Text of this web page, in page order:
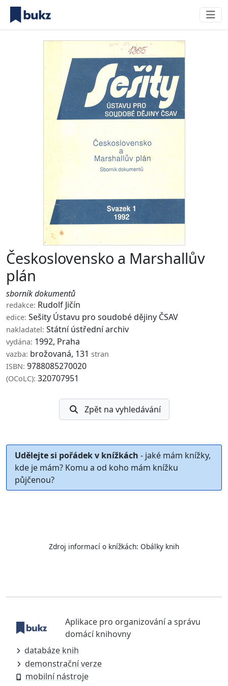
Československo a Marshallův
plán
sborník dokumentů
redakce: Rudolf Jičín
edice: Sešity Ústavu pro soudobé dějiny ČSAV
nakladatel: Státní ústřední archiv
vydána: 1992, Praha
vazba: brožovaná, 131 stran
ISBN: 9788085270020
(OCoLC): 320707951
Zpět na vyhledávání
Udělejte si pořádek v knížkách - jaké mám knížky,
kde je mám? Komu a od koho mám knížku
půjčenou?
Zdroj informací o knížkách: Obálky knih
Aplikace pro organizování a správu
domácí knihovny
databáze knih
demonstrační verze
mobilní nástroje